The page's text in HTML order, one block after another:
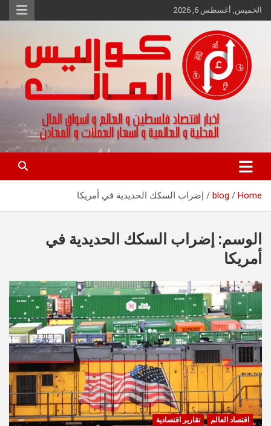
Skip
to
الخميس, أغسطس 6, 2026
كواليس المال
اخبار اقتصاد فلسطين و العالم و تقارير اسواق المال و العملات
Home
blog إضراب السكك الحديدية في أمريكا
الوسم: إضراب السكك الحديدية في
أمريكا
اقتصاد العالم تقارير اقتصادية